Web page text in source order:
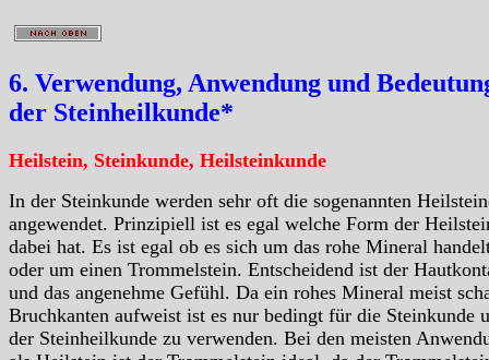
6. Verwendung, Anwendung und
der Steinheilkunde*
Heilstein, Steinkunde, Heilsteinkunde
In der Steinkunde werden sehr oft die sogenannten
angewendet. Prinzipiell ist es egal welche Form der
dabei hat. Es ist egal ob es sich um das rohe Mineral
oder um einen Trommelstein. Entscheidend ist der
und das angenehme Gefühl. Da ein rohes Mineral meist
Bruchkanten aufweist ist es nur bedingt für die Steinkunde
der Steinheilkunde zu verwenden. Bei den meisten